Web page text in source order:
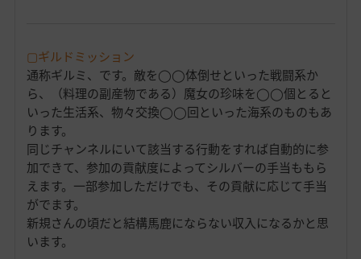
▢ギルドミッション
通称ギルミ、です。敵を◯◯体倒せといった戦闘系か
ら、（料理の副産物である）魔女の珍味を◯◯個とると
いった生活系、物々交換◯◯回といった海系のものもあ
ります。
同じチャンネルにいて該当する行動をすれば自動的に参
加できて、参加の貢献度によってシルバーの手当ももら
えます。一部参加しただけでも、その貢献に応じて手当
がでます。
新規さんの頃だと結構馬鹿にならない収入になるかと思
います。